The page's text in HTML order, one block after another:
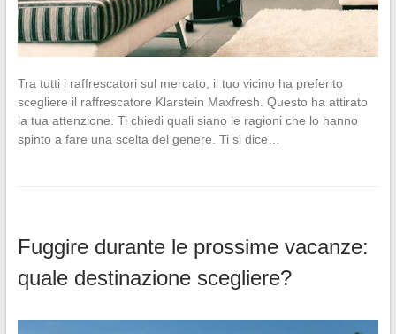
Tra tutti i raffrescatori sul mercato, il tuo vicino ha preferito
scegliere il raffrescatore Klarstein Maxfresh. Questo ha attirato
la tua attenzione. Ti chiedi quali siano le ragioni che lo hanno
spinto a fare una scelta del genere. Ti si dice…
Fuggire durante le prossime vacanze:
quale destinazione scegliere?